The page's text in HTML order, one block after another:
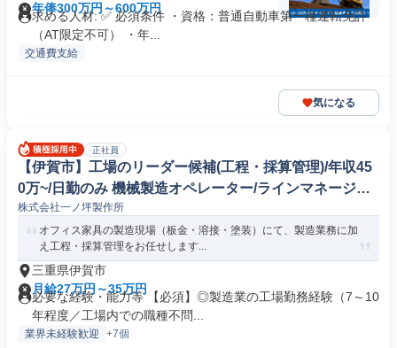
年俸300万円～600万円
求める人材: ✅ 必須条件 ・資格：普通自動車第一種運転免許
（AT限定不可） ・年...
交通費支給
気になる
正社員
【伊賀市】工場のリーダー候補(工程・採算管理)/年収45
0万~/日勤のみ 機械製造オペレーター/ラインマネージャ
ー
株式会社一ノ坪製作所
オフィス家具の製造現場（板金・溶接・塗装）にて、製造業務に加
え工程・採算管理をお任せします...
三重県伊賀市
月給27万円～35万円
必要な経験・能力等 【必須】◎製造業の工場勤務経験（7～10
年程度／工場内での職種不問...
業界未経験歓迎 +7個